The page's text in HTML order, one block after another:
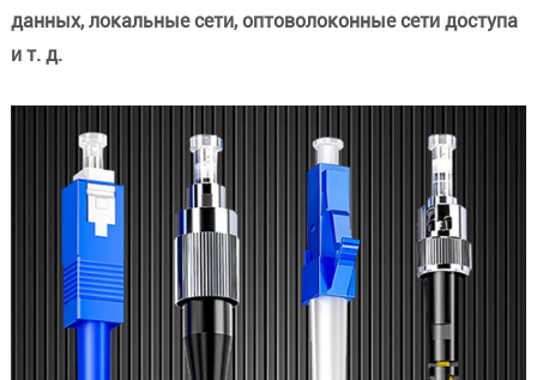
данных, локальные сети, оптоволоконные сети доступа
и т. д.